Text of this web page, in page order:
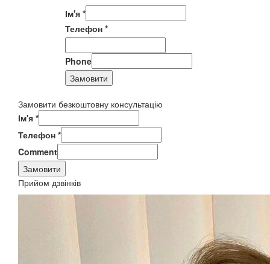
Ім'я *
Телефон *
Phone
Замовити
Замовити безкоштовну консультацію
Ім'я *
Телефон *
Comment
Замовити
Прийом дзвінків